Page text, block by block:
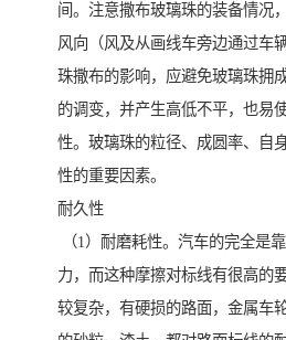
间。注意撒布玻璃珠的装备情况
风向（风及从画线车旁边通过车
珠撒布的影响，应避免玻璃珠拥
的调变，并产生高低不平，也易
性。玻璃珠的粒径、成圆率、自
性的重要因素。
耐久性
（1）耐磨耗性。汽车的完全是
力，而这种摩擦对标线有很高的
较复杂，有硬损的路面，金属车